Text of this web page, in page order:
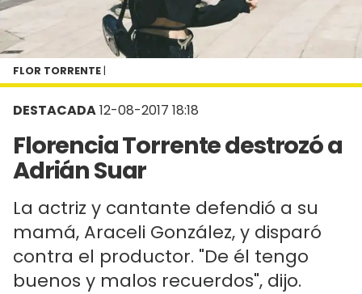
DESTACADA12-08-2017 18:18
Florencia Torrente destrozó a
Adrián Suar
La actriz y cantante defendió a su
mamá, Araceli González, y disparó
contra el productor. "De él tengo
buenos y malos recuerdos", dijo.
FLOR TORRENTE |